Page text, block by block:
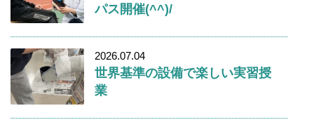
パス開催(^^)/
2026.07.04
世界基準の設備で楽しい実習授
業